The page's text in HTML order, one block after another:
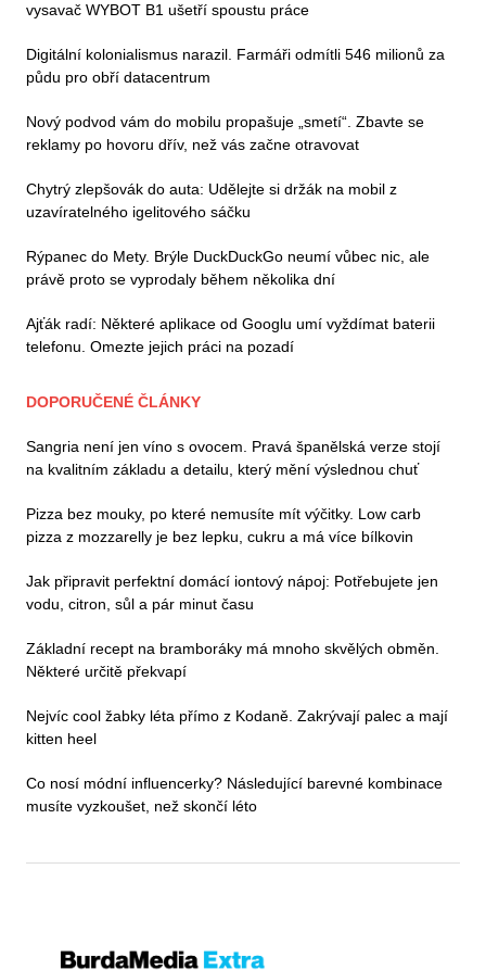
vysavač WYBOT B1 ušetří spoustu práce
Digitální kolonialismus narazil. Farmáři odmítli 546 milionů za
půdu pro obří datacentrum
Nový podvod vám do mobilu propašuje „smetí“. Zbavte se
reklamy po hovoru dřív, než vás začne otravovat
Chytrý zlepšovák do auta: Udělejte si držák na mobil z
uzavíratelného igelitového sáčku
Rýpanec do Mety. Brýle DuckDuckGo neumí vůbec nic, ale
právě proto se vyprodaly během několika dní
Ajťák radí: Některé aplikace od Googlu umí vyždímat baterii
telefonu. Omezte jejich práci na pozadí
DOPORUČENÉ ČLÁNKY
Sangria není jen víno s ovocem. Pravá španělská verze stojí
na kvalitním základu a detailu, který mění výslednou chuť
Pizza bez mouky, po které nemusíte mít výčitky. Low carb
pizza z mozzarelly je bez lepku, cukru a má více bílkovin
Jak připravit perfektní domácí iontový nápoj: Potřebujete jen
vodu, citron, sůl a pár minut času
Základní recept na bramboráky má mnoho skvělých obměn.
Některé určitě překvapí
Nejvíc cool žabky léta přímo z Kodaně. Zakrývají palec a mají
kitten heel
Co nosí módní influencerky? Následující barevné kombinace
musíte vyzkoušet, než skončí léto